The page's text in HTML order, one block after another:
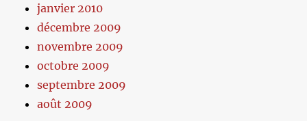
janvier 2010
décembre 2009
novembre 2009
octobre 2009
septembre 2009
août 2009